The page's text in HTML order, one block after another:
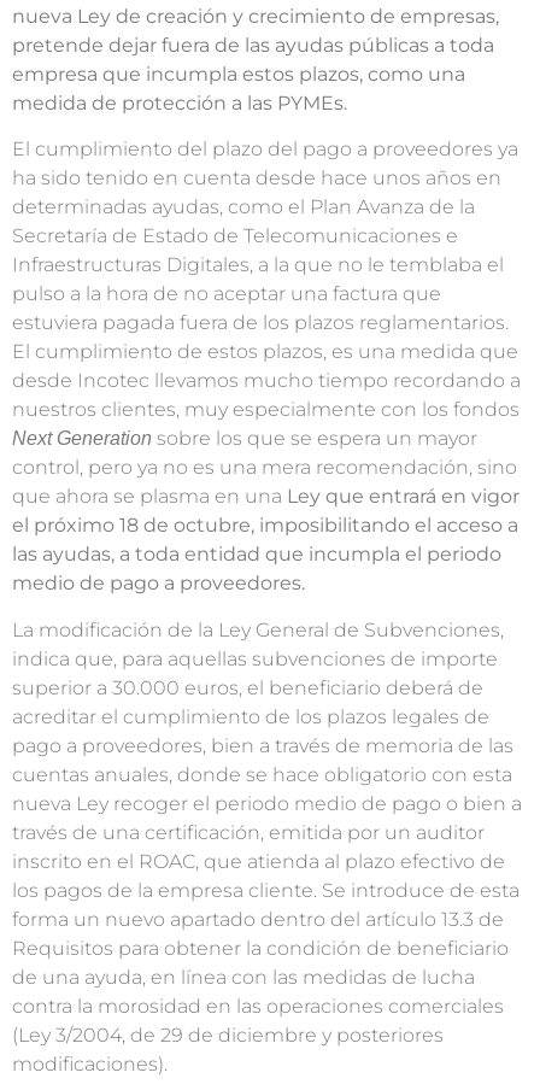
nueva Ley de creación y crecimiento de empresas,
pretende dejar fuera de las ayudas públicas a toda
empresa que incumpla estos plazos, como una
medida de protección a las PYMEs.
El cumplimiento del plazo del pago a proveedores ya
ha sido tenido en cuenta desde hace unos años en
determinadas ayudas, como el Plan Avanza de la
Secretaría de Estado de Telecomunicaciones e
Infraestructuras Digitales, a la que no le temblaba el
pulso a la hora de no aceptar una factura que
estuviera pagada fuera de los plazos reglamentarios.
El cumplimiento de estos plazos, es una medida que
desde Incotec llevamos mucho tiempo recordando a
nuestros clientes, muy especialmente con los fondos
Next Generation sobre los que se espera un mayor
control, pero ya no es una mera recomendación, sino
que ahora se plasma en una Ley que entrará en vigor
el próximo 18 de octubre, imposibilitando el acceso a
las ayudas, a toda entidad que incumpla el periodo
medio de pago a proveedores.
La modificación de la Ley General de Subvenciones,
indica que, para aquellas subvenciones de importe
superior a 30.000 euros, el beneficiario deberá de
acreditar el cumplimiento de los plazos legales de
pago a proveedores, bien a través de memoria de las
cuentas anuales, donde se hace obligatorio con esta
nueva Ley recoger el periodo medio de pago o bien a
través de una certificación, emitida por un auditor
inscrito en el ROAC, que atienda al plazo efectivo de
los pagos de la empresa cliente. Se introduce de esta
forma un nuevo apartado dentro del artículo 13.3 de
Requisitos para obtener la condición de beneficiario
de una ayuda, en línea con las medidas de lucha
contra la morosidad en las operaciones comerciales
(Ley 3/2004, de 29 de diciembre y posteriores
modificaciones).